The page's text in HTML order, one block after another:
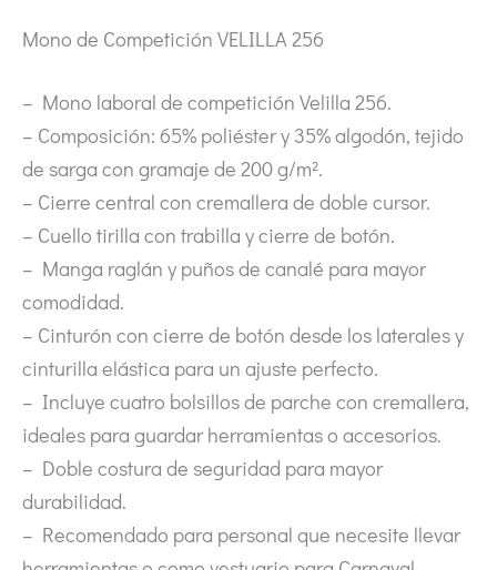
Mono de Competición VELILLA 256
– Mono laboral de competición Velilla 256.
– Composición: 65% poliéster y 35% algodón, tejido
de sarga con gramaje de 200 g/m².
– Cierre central con cremallera de doble cursor.
– Cuello tirilla con trabilla y cierre de botón.
– Manga raglán y puños de canalé para mayor
comodidad.
– Cinturón con cierre de botón desde los laterales y
cinturilla elástica para un ajuste perfecto.
– Incluye cuatro bolsillos de parche con cremallera,
ideales para guardar herramientas o accesorios.
– Doble costura de seguridad para mayor
durabilidad.
– Recomendado para personal que necesite llevar